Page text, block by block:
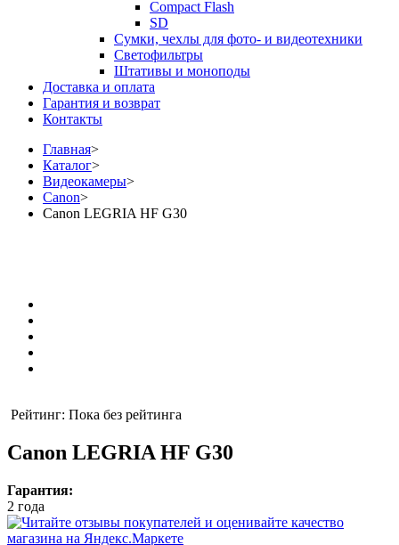
Compact Flash
SD
Сумки, чехлы для фото- и видеотехники
Светофильтры
Штативы и моноподы
Доставка и оплата
Гарантия и возврат
Контакты
Главная>
Каталог>
Видеокамеры>
Canon>
Canon LEGRIA HF G30
Рейтинг: Пока без рейтинга
Canon LEGRIA HF G30
Гарантия:
2 года